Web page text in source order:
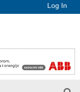
Log In